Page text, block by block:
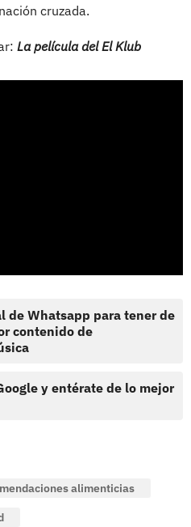
cruzada.
La película del El Klub
de Whatsapp para tener de
contenido de
y entérate de lo mejor
alimenticias